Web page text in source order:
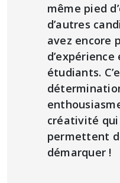
même pied
d’autres
avez encore
étudiants.
créativité qui
permettent
démarquer !